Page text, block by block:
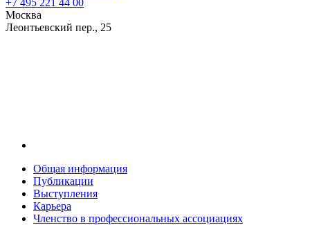
Москва
Леонтьевский пер., 25
Общая информация
Публикации
Выступления
Карьера
Членство в профессиональных ассоциациях